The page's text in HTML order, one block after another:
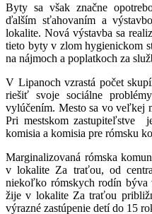
Byty sa však značne
ďalším sťahovaním a
lokalite. Nová výstavba sa
tieto byty v zlom hygienickom
na nájmoch a poplatkoch za
V Lipanoch vzrastá počet
riešiť svoje sociálne
vylúčením. Mesto sa vo veľkej
Pri mestskom zastupiteľstve
komisia a komisia pre rómsku
Marginalizovaná rómska
v lokalite Za traťou, od
niekoľko rómskych rodín býva
žije v lokalite Za traťou
výrazné zastúpenie detí do 15